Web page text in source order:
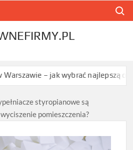
najlepszą opcję dla Twojego
styropianowe są
pomieszczenia?